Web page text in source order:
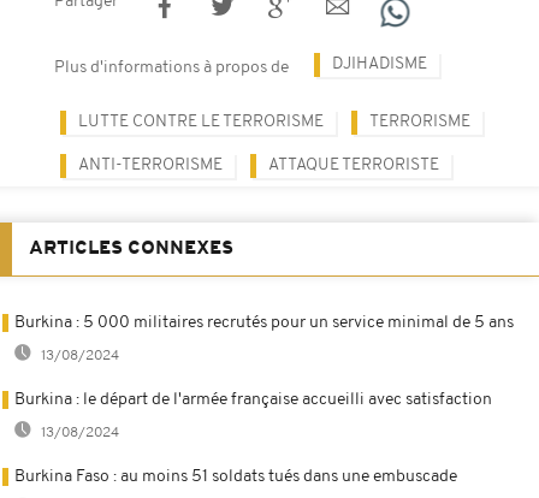
Plus d'informations à propos de DJIHADISME
LUTTE CONTRE LE TERRORISME TERRORISME
ANTI-TERRORISME ATTAQUE TERRORISTE
ARTICLES CONNEXES
Burkina : 5 000 militaires recrutés pour un service minimal de 5 ans
13/08/2024
Burkina : le départ de l'armée française accueilli avec satisfaction
13/08/2024
Burkina Faso : au moins 51 soldats tués dans une embuscade